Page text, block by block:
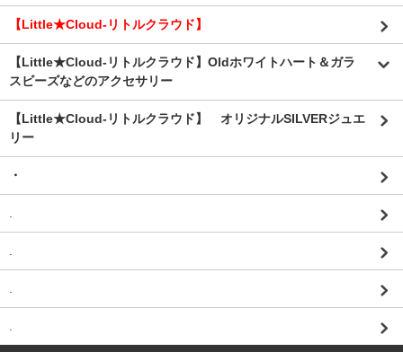
【Little★Cloud-リトルクラウド】
【Little★Cloud-リトルクラウド】Oldホワイトハート＆ガラ
スビーズなどのアクセサリー
【Little★Cloud-リトルクラウド】 オリジナルSILVERジュエ
リー
・